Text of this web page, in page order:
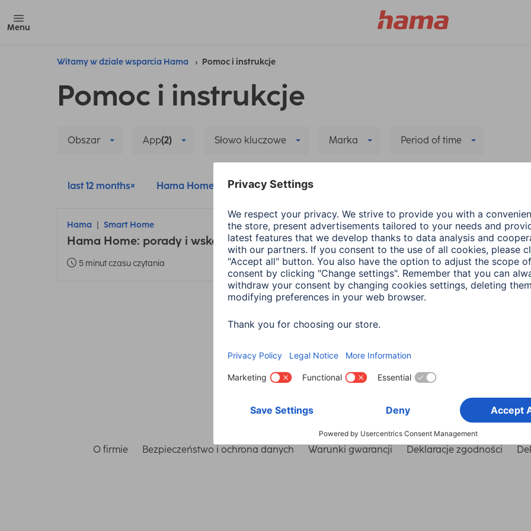
Menu
Witamy w dziale wsparcia Hama Pomoc i instrukcje
Pomoc i instrukcje
Obszar App(2) Słowo kluczowe Marka Period of time
last 12 months Hama Home Delete all filters
Hama Smart Home
Hama Home: porady i wskazówki dotyczące nowej aplikacji
5 minut czasu czytania
O firmie Bezpieczeństwo i ochrona danych Warunki gwarancji Deklaracje zgodności